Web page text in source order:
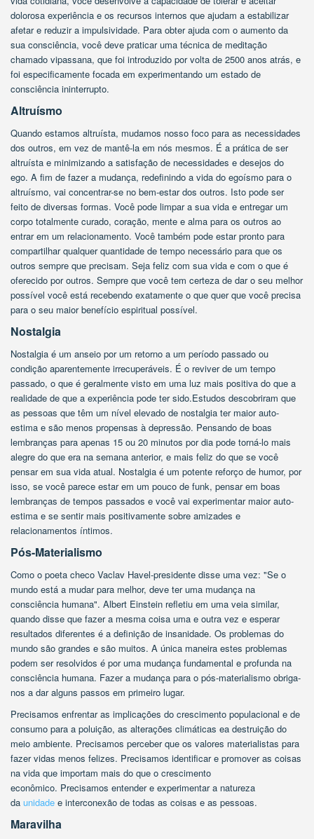
dolorosa experiência e os recursos internos que ajudam a estabilizar
afetar e reduzir a impulsividade. Para obter ajuda com o aumento da
sua consciência, você deve praticar uma técnica de meditação
chamado vipassana, que foi introduzido por volta de 2500 anos atrás, e
foi especificamente focada em experimentando um estado de
consciência ininterrupto.
Altruísmo
Quando estamos altruísta, mudamos nosso foco para as necessidades
dos outros, em vez de mantê-la em nós mesmos. É a prática de ser
altruísta e minimizando a satisfação de necessidades e desejos do
ego. A fim de fazer a mudança, redefinindo a vida do egoísmo para o
altruísmo, vai concentrar-se no bem-estar dos outros. Isto pode ser
feito de diversas formas. Você pode limpar a sua vida e entregar um
corpo totalmente curado, coração, mente e alma para os outros ao
entrar em um relacionamento. Você também pode estar pronto para
compartilhar qualquer quantidade de tempo necessário para que os
outros sempre que precisam. Seja feliz com sua vida e com o que é
oferecido por outros. Sempre que você tem certeza de dar o seu melhor
possível você está recebendo exatamente o que quer que você precisa
para o seu maior benefício espiritual possível.
Nostalgia
Nostalgia é um anseio por um retorno a um período passado ou
condição aparentemente irrecuperáveis. É o reviver de um tempo
passado, o que é geralmente visto em uma luz mais positiva do que a
realidade de que a experiência pode ter sido.Estudos descobriram que
as pessoas que têm um nível elevado de nostalgia ter maior auto-
estima e são menos propensas à depressão. Pensando de boas
lembranças para apenas 15 ou 20 minutos por dia pode torná-lo mais
alegre do que era na semana anterior, e mais feliz do que se você
pensar em sua vida atual. Nostalgia é um potente reforço de humor, por
isso, se você parece estar em um pouco de funk, pensar em boas
lembranças de tempos passados ​​e você vai experimentar maior auto-
estima e se sentir mais positivamente sobre amizades e
relacionamentos íntimos.
Pós-Materialismo
Como o poeta checo Vaclav Havel-presidente disse uma vez: "Se o
mundo está a mudar para melhor, deve ter uma mudança na
consciência humana". Albert Einstein refletiu em uma veia similar,
quando disse que fazer a mesma coisa uma e outra vez e esperar
resultados diferentes é a definição de insanidade. Os problemas do
mundo são grandes e são muitos. A única maneira estes problemas
podem ser resolvidos é por uma mudança fundamental e profunda na
consciência humana. Fazer a mudança para o pós-materialismo obriga-
nos a dar alguns passos em primeiro lugar.
Precisamos enfrentar as implicações do crescimento populacional e de
consumo para a poluição, as alterações climáticas ea destruição do
meio ambiente. Precisamos perceber que os valores materialistas para
fazer vidas menos felizes. Precisamos identificar e promover as coisas
na vida que importam mais do que o crescimento
econômico. Precisamos entender e experimentar a natureza
da unidadee interconexão de todas as coisas e as pessoas.
Maravilha